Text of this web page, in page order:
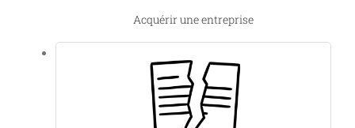
Acquérir une entreprise